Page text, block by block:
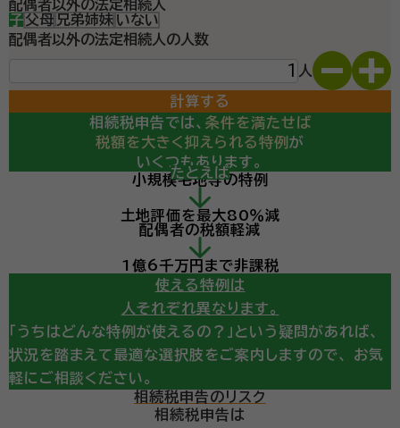
配偶者以外の法定相続人
子父母 兄弟姉妹 いない
配偶者以外の法定相続人の人数
人
計算する
計算の結果、
相続税の申告が必要になりそう・・・
という診断が出ても、
ここからが重要です。
相続税申告では、 条件を満たせば
税額を大きく抑えられる特例 が
いくつもあります。
たとえば
小規模宅地等の特例
土地評価を最大80％減
配偶者の税額軽減
1億6千万円まで非課税
使える特例は
人それぞれ異なります。
「うちはどんな特例が使えるの？」という疑問があれば、
状況を踏まえて最適な選択肢をご案内しますので、
お気
軽にご相談ください。
相続税申告のリスク
相続税申告は